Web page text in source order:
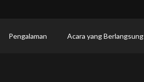
Pengalaman Acara yang Berlangsung